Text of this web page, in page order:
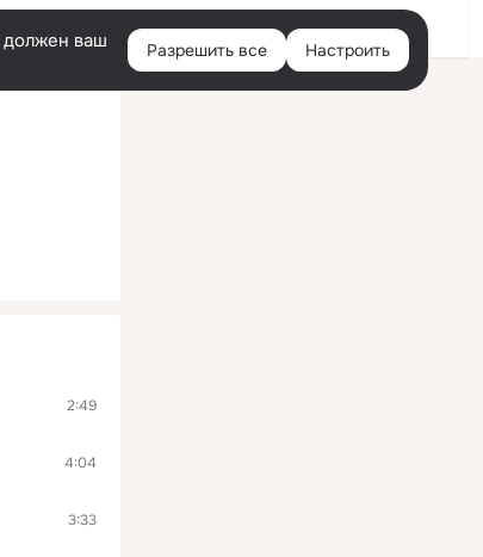
Войти
должен ваш
Разрешить все Настроить
2:49
4:04
3:33